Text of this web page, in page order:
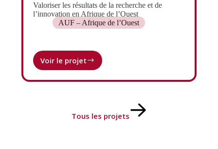
Valoriser les résultats de la recherche et de
l’innovation en Afrique de l’Ouest
AUF – Afrique de l’Ouest
Voir le projet
VaRRIWA
Tous les projets